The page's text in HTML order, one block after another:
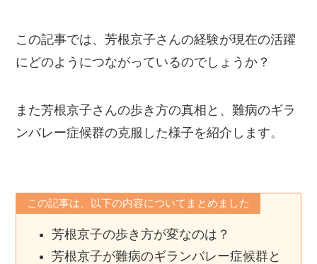
この記事では、芳根京子さんの経験が現在の活躍
にどのようにつながっているのでしょうか？
また芳根京子さんの歩き方の真相と、難病のギラ
ンバレー症候群の克服した様子を紹介します。
この記事は、以下の内容についてまとめました
芳根京子の歩き方が変なのは？
芳根京子が難病のギランバレー症候群と